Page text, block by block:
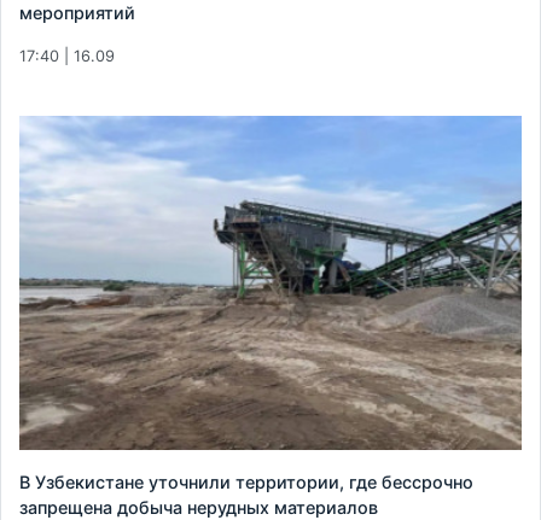
мероприятий
17:40 | 16.09
В Узбекистане уточнили территории, где бессрочно
запрещена добыча нерудных материалов